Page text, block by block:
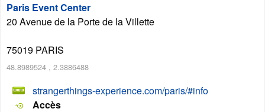
Paris Event Center
20 Avenue de la Porte de la Villette
75019 PARIS
48.8989524 , 2.3886488
strangerthings-experience.com/paris/#info
Accès